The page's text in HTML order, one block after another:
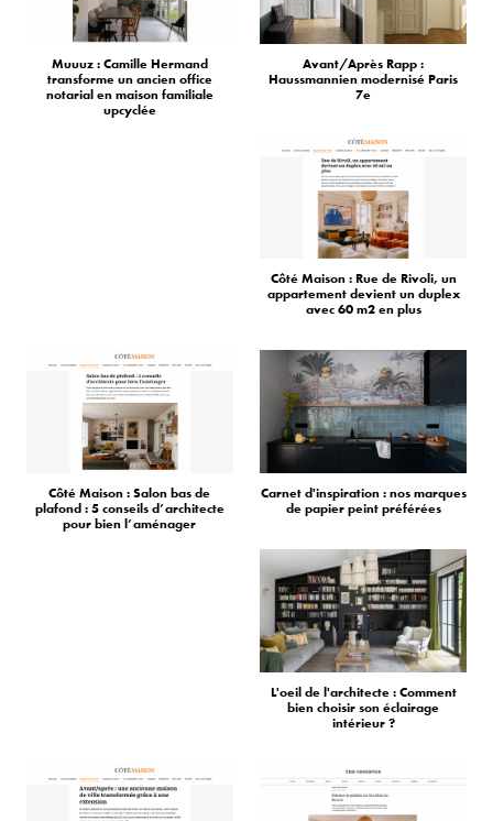
Muuuz : Camille Hermand
transforme un ancien office
notarial en maison familiale
upcyclée
Avant/Après Rapp :
Haussmannien modernisé Paris
7e
Côté Maison : Rue de Rivoli, un
appartement devient un duplex
avec 60 m2 en plus
Côté Maison : Salon bas de
plafond : 5 conseils d’architecte
pour bien l’aménager
Carnet d'inspiration : nos marques
de papier peint préférées
L'oeil de l'architecte : Comment
bien choisir son éclairage
intérieur ?